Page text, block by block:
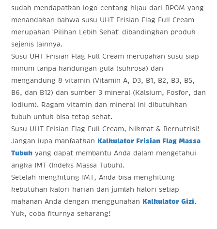
sudah mendapatkan logo centang hijau dari BPOM yang
menandakan bahwa susu UHT Frisian Flag Full Cream
merupakan 'Pilihan Lebih Sehat' dibandingkan produk
sejenis lainnya.
Susu UHT Frisian Flag Full Cream merupakan susu siap
minum tanpa kandungan gula (sukrosa) dan
mengandung 8 vitamin (Vitamin A, D3, B1, B2, B3, B5,
B6, dan B12) dan sumber 3 mineral (Kalsium, Fosfor, dan
Iodium). Ragam vitamin dan mineral ini dibutuhkan
tubuh untuk bisa tetap sehat.
Susu UHT Frisian Flag Full Cream, Nikmat & Bernutrisi!
Jangan lupa manfaatkan Kalkulator Frisian Flag Massa
Tubuh yang dapat membantu Anda dalam mengetahui
angka IMT (Indeks Massa Tubuh).
Setelah menghitung IMT, Anda bisa menghitung
kebutuhan kalori harian dan jumlah kalori setiap
makanan Anda dengan menggunakan Kalkulator Gizi.
Yuk, coba fiturnya sekarang!